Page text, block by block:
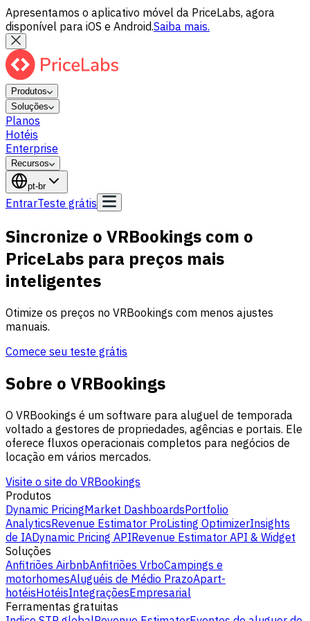
Apresentamos o aplicativo móvel da PriceLabs, agora
disponível para iOS e Android.Saiba mais.
Produtos
Soluções
Planos
Hotéis
Enterprise
Recursos
pt-br
EntrarTeste grátis
Sincronize o VRBookings com o
PriceLabs para preços mais
inteligentes
Otimize os preços no VRBookings com menos ajustes
manuais.
Comece seu teste grátis
Sobre o VRBookings
O VRBookings é um software para aluguel de temporada
voltado a gestores de propriedades, agências e portais. Ele
oferece fluxos operacionais completos para negócios de
locação em vários mercados.
Visite o site do VRBookings
Produtos
Dynamic PricingMarket DashboardsPortfolio
AnalyticsRevenue Estimator ProListing OptimizerInsights
de IADynamic Pricing APIRevenue Estimator API & Widget
Soluções
Anfitriões AirbnbAnfitriões VrboCampings e
motorhomesAluguéis de Médio PrazoApart-
hotéisHotéisIntegraçõesEmpresarial
Ferramentas gratuitas